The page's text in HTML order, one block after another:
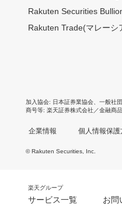
Rakuten Securities
Rakuten Trade(マレーシ
加入協会 日本証券業協会 一般社
商号等 楽天証券株式会社／金融商
企業情報 個人情報保護
© Rakuten Securities, Inc.
楽天グループ
サービス一覧 お問